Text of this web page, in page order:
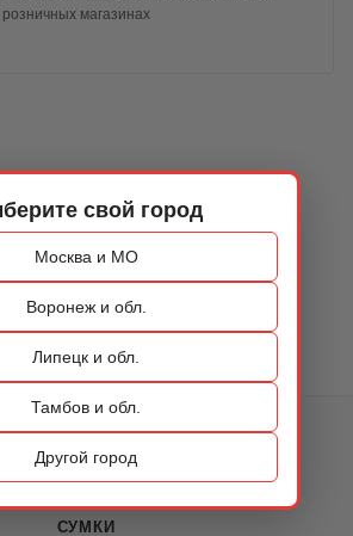
свой город
Москва и МО
Воронеж и обл.
Липецк и обл.
Тамбов и обл.
Другой город
магазинах
КАТАЛОГ
ОБУВЬ
СУМКИ